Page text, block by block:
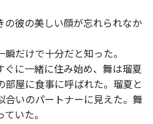
彼の美しい顔が忘れられなか
だけで十分だと知った。
に一緒に住み始め、舞は瑠夏
屋に食事に呼ばれた。瑠夏と
合いのパートナーに見えた。舞
いた。